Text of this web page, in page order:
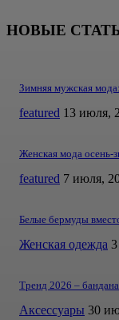
НОВЫЕ
Зимняя мужская
featured 13 июля,
Женская мода осень-
featured 7 июля,
Белые бермуды
Женская одежда
Тренд 2026 –
Аксессуары 30